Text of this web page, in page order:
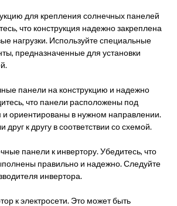
для крепления солнечных панелей
что конструкция надежно закреплена
нагрузки. Используйте специальные
предназначенные для установки
панели на конструкцию и надежно
что панели расположены под
ориентированы в нужном направлении.
к другу в соответствии со схемой.
панели к инвертору. Убедитесь, что
правильно и надежно. Следуйте
инвертора.
к электросети. Это может быть